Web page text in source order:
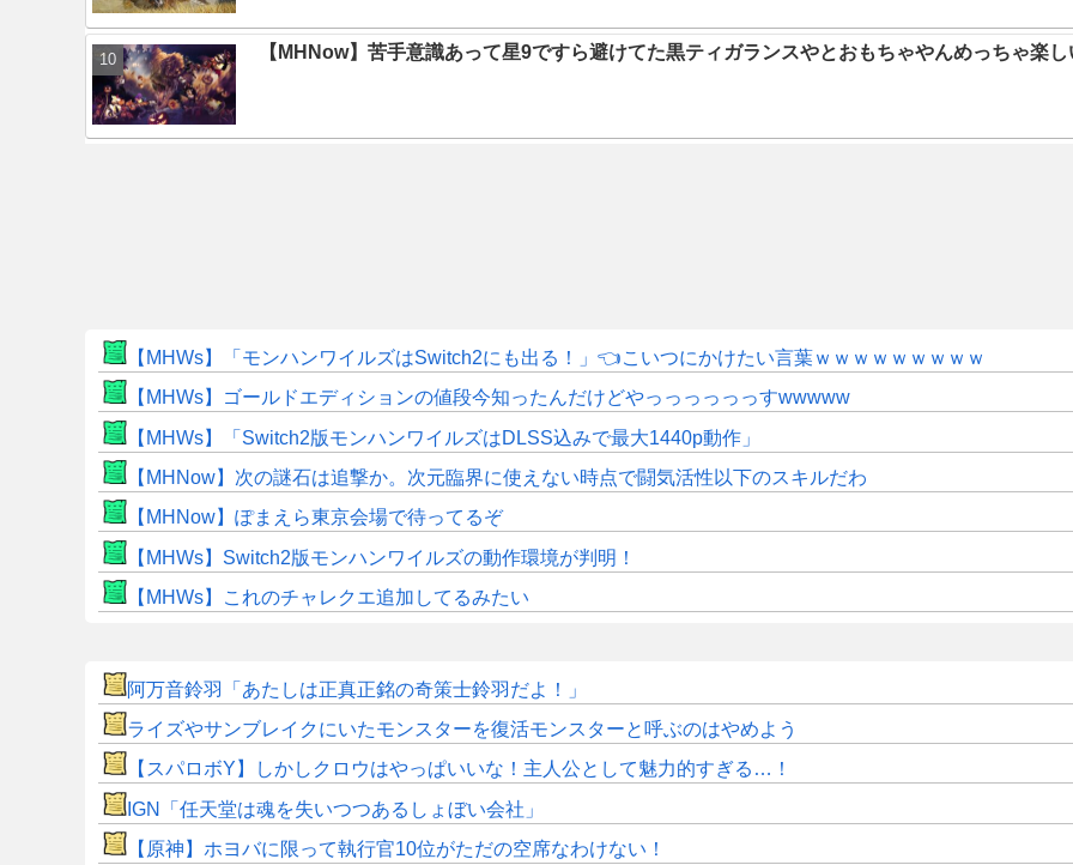
【MHNow】苦手意識あって星9ですら避けてた黒ティガランスやとおもちゃやんめっちゃ楽し
【MHWs】「モンハンワイルズはSwitch2にも出る！」👈こいつにかけたい言葉ｗｗｗｗｗｗｗｗｗ
【MHWs】ゴールドエディションの値段今知ったんだけどやっっっっっっすwwwww
【MHWs】「Switch2版モンハンワイルズはDLSS込みで最大1440p動作」
【MHNow】次の謎石は追撃か。次元臨界に使えない時点で闘気活性以下のスキルだわ
【MHNow】ぽまえら東京会場で待ってるぞ
【MHWs】Switch2版モンハンワイルズの動作環境が判明！
【MHWs】これのチャレクエ追加してるみたい
阿万音鈴羽「あたしは正真正銘の奇策士鈴羽だよ！」
ライズやサンブレイクにいたモンスターを復活モンスターと呼ぶのはやめよう
【スパロボY】しかしクロウはやっぱいいな！主人公として魅力的すぎる…！
IGN「任天堂は魂を失いつつあるしょぼい会社」
【原神】ホヨバに限って執行官10位がただの空席なわけない！